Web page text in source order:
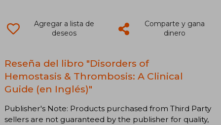
Agregar a lista de
deseos
Comparte y gana
dinero
Reseña del libro "Disorders of
Hemostasis & Thrombosis: A Clinical
Guide (en Inglés)"
Publisher's Note: Products purchased from Third Party
sellers are not guaranteed by the publisher for quality,